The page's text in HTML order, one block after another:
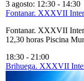
3 agosto: 12:30 - 14:30
Fontanar. XXXVII
Fontanar. XXXVII
12,30 horas Piscina
18:30 - 21:00
Brihuega. XXXVII